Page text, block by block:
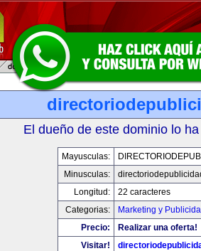
El dueño de este dominio lo
Mayusculas:
Minusculas:
Longitud:
22 caracteres
Categorias:
Marketing y
Precio:
Realizar una oferta!
Visitar!